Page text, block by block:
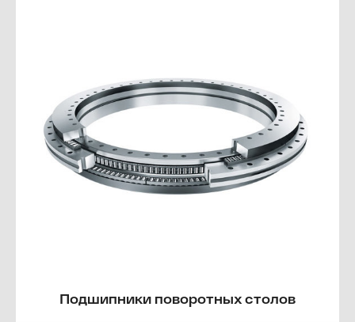
Подшипники поворотных столов